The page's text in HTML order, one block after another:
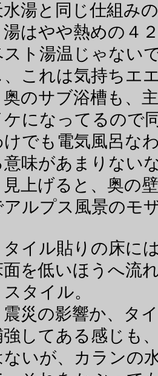
水湯と同じ仕組み
はやや熱めの４
スト湯温じゃない
、これは気持ちエ
のサブ浴槽も、
ケになってるので
けでも電気風呂な
意味があまりない
上げると、奥の
アルプス風景のモ
イル貼りの床に
面を低いほうへ流
スタイル。
災の影響か、タ
強してある感じも
ないが、カランの